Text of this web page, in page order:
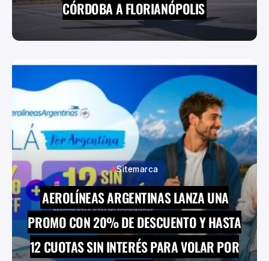
CÓRDOBA A FLORIANÓPOLIS
Sitemarca
AEROLÍNEAS ARGENTINAS LANZA UNA
PROMO CON 20% DE DESCUENTO Y HASTA
12 CUOTAS SIN INTERÉS PARA VOLAR POR